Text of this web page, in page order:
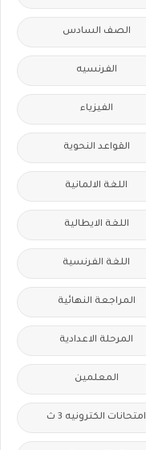
الصف السادس
الفرنسيه
الفيزياء
القواعد النحوية
اللغة الالمانية
اللغة الايطالية
اللغة الفرنسية
المراجعة النهائية
المرحلة الاعدادية
المعلمين
امتحانات الكترونيه 3 ث